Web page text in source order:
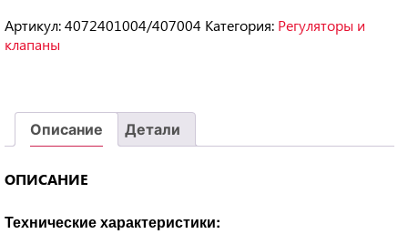
бар,
3/8"М-
Артикул:4072401004/407004 Категория: Регуляторы и
клапаны
Описание Детали
ОПИСАНИЕ
Технические характеристики: